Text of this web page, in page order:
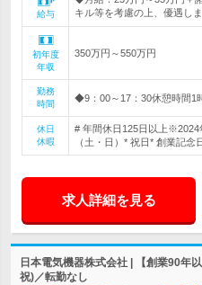
給与
キル等を考慮の上、優遇し
初年度
年収
350万円～550万円
勤務
時間
◆9：00～17：30休憩時間1
休日
休暇
# 年間休日125日以上※2024
（土・日）* 祝日* 創業記念
求人詳細を見る
日本電気機器株式会社 | 【創業90年
祝)／転勤なし